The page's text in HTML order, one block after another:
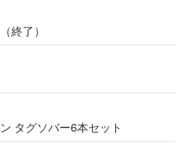
終了）
タグソバー6本セット